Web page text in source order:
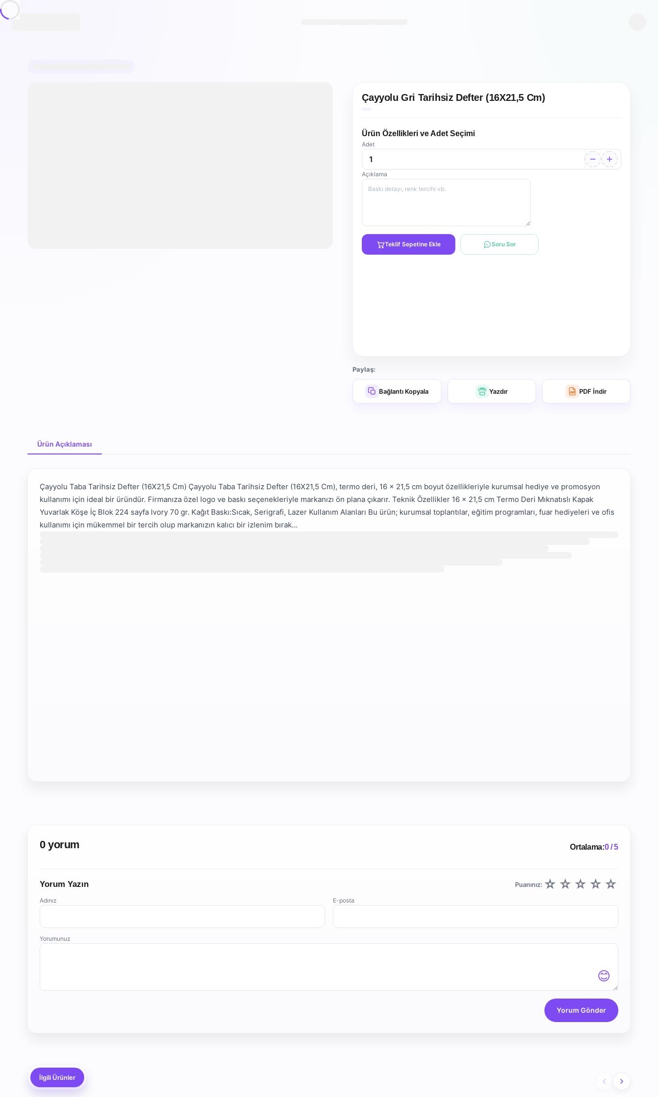
Çayyolu Gri Tarihsiz Defter (16X21,5 Cm)
Ürün Özellikleri ve Adet Seçimi
Adet
Açıklama
Teklif Sepetine Ekle Soru Sor
Paylaş:
Bağlantı Kopyala Yazdır PDF İndir
Ürün Açıklaması
Çayyolu Taba Tarihsiz Defter (16X21,5 Cm) Çayyolu Taba Tarihsiz Defter (16X21,5 Cm), termo deri, 16 x 21,5 cm boyut özellikleriyle kurumsal hediye ve promosyon
kullanımı için ideal bir üründür. Firmanıza özel logo ve baskı seçenekleriyle markanızı ön plana çıkarır. Teknik Özellikler 16 x 21,5 cm Termo Deri Mıknatıslı Kapak
Yuvarlak Köşe İç Blok 224 sayfa Ivory 70 gr. Kağıt Baskı:Sıcak, Serigrafi, Lazer Kullanım Alanları Bu ürün; kurumsal toplantılar, eğitim programları, fuar hediyeleri ve ofis
kullanımı için mükemmel bir tercih olup markanızın kalıcı bir izlenim bırak…
0 yorum Ortalama:0 / 5
Yorum Yazın Puanınız: ☆ ☆ ☆ ☆ ☆
Adınız E-posta
Yorumunuz
😊
Yorum Gönder
İlgili Ürünler